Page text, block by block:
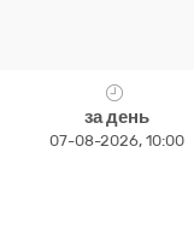
за день
07-08-2026, 10:00